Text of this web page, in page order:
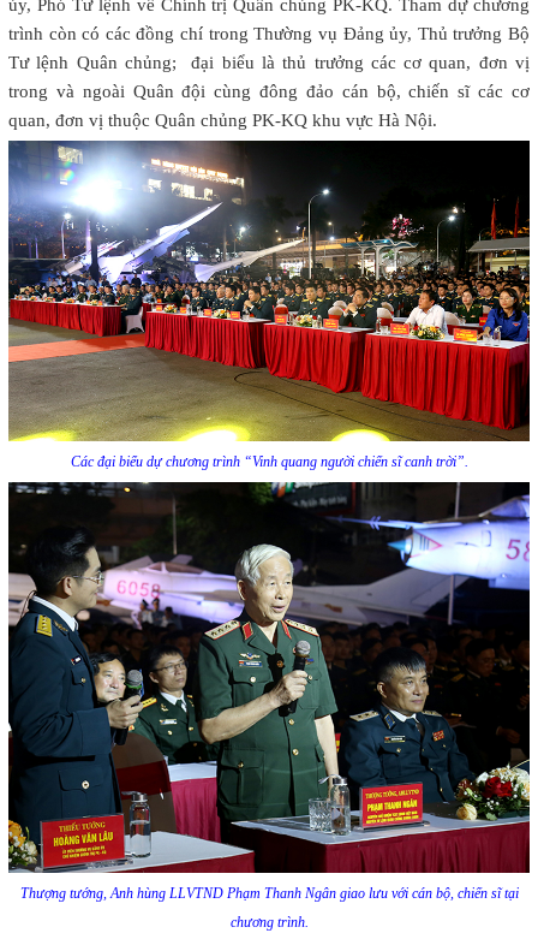
ủy, Phó Tư lệnh về Chính trị Quân chủng PK-KQ. Tham dự chương
trình còn có các đồng chí trong Thường vụ Đảng ủy, Thủ trưởng Bộ
Tư lệnh Quân chủng; đại biểu là thủ trưởng các cơ quan, đơn vị
trong và ngoài Quân đội cùng đông đảo cán bộ, chiến sĩ các cơ
quan, đơn vị thuộc Quân chủng PK-KQ khu vực Hà Nội.
Các đại biểu dự chương trình “Vinh quang người chiến sĩ canh trời”.
Thượng tướng, Anh hùng LLVTND Phạm Thanh Ngân giao lưu với cán bộ, chiến sĩ tại
chương trình.